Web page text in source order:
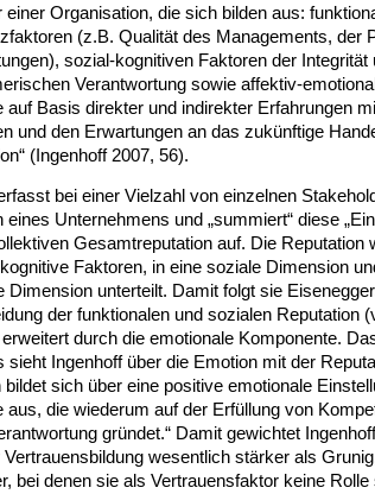
einer Organisation, die sich bilden aus:
(z.B. Qualität des Managements, der
sozial-kognitiven Faktoren der Integrität
Verantwortung sowie affektiv-
auf Basis direkter und indirekter Erfahrungen
und den Erwartungen an das zukünftige
(Ingenhoff 2007, 56).
bei einer Vielzahl von einzelnen
eines Unternehmens und „summiert“ diese
Gesamtreputation auf. Die Reputation
Faktoren, in eine soziale Dimension
Dimension unterteilt. Damit folgt sie
der funktionalen und sozialen Reputation
durch die emotionale Komponente.
sieht Ingenhoff über die Emotion mit der
bildet sich über eine positive emotionale
aus, die wiederum auf der Erfüllung von
gründet.“ Damit gewichtet
Vertrauensbildung wesentlich stärker als
bei denen sie als Vertrauensfaktor keine Rolle